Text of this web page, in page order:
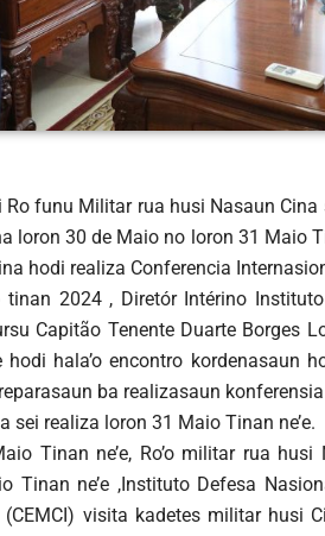
Ro funu Militar rua husi Nasaun
loron 30 de Maio no loron 31 Maio
hodi realiza Conferencia
tinan 2024 , Diretór Intérino
Capitão Tenente Duarte Borges
hala’o encontro kordenasaun
ba realizasaun
sei realiza loron 31 Maio Tinan ne’e.
Tinan ne’e, Ro’o militar rua
Tinan ne’e ,Instituto Defesa
visita kadetes militar husi